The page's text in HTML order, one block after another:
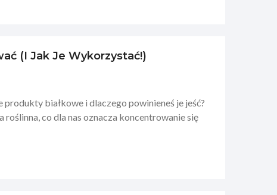
(i Jak Je Wykorzystać!)
produkty białkowe i dlaczego powinieneś je jeść?
co dla nas oznacza koncentrowanie się